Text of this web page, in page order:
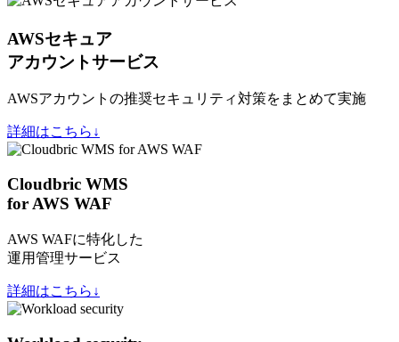
AWSセキュア
アカウントサービス
AWSアカウントの推奨セキュリティ対策をまとめて実施
詳細はこちら↓
Cloudbric WMS
for AWS WAF
AWS WAFに特化した
運用管理サービス
詳細はこちら↓